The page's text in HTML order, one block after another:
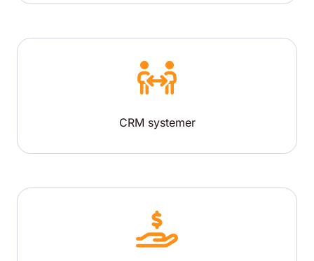
CRM systemer